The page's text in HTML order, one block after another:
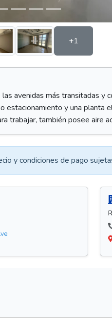
+1
avenidas más transitadas
estacionamiento y una
trabajar, también posee aire
y condiciones de pago